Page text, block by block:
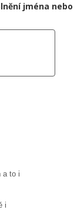
jména nebo
a to i
i